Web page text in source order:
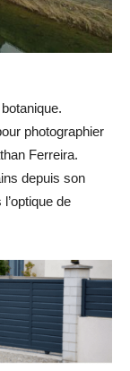
photographier
Ferreira.
depuis son
de